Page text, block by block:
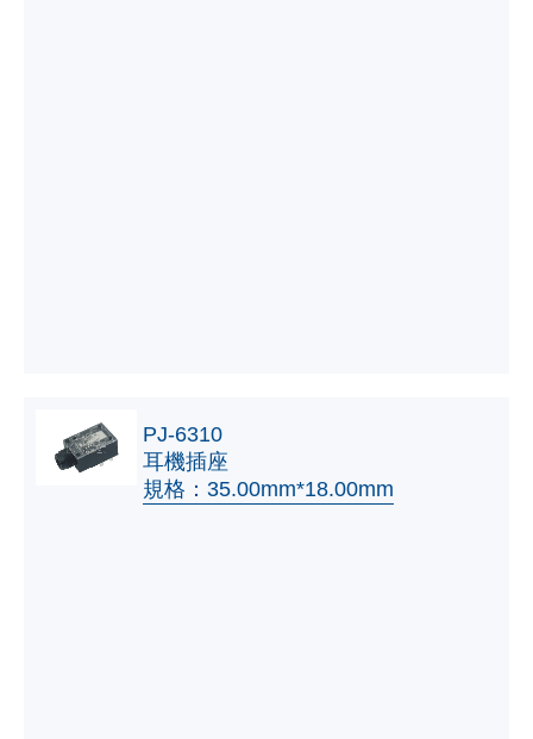
PJ-6310
耳機插座
規格：35.00mm*18.00mm